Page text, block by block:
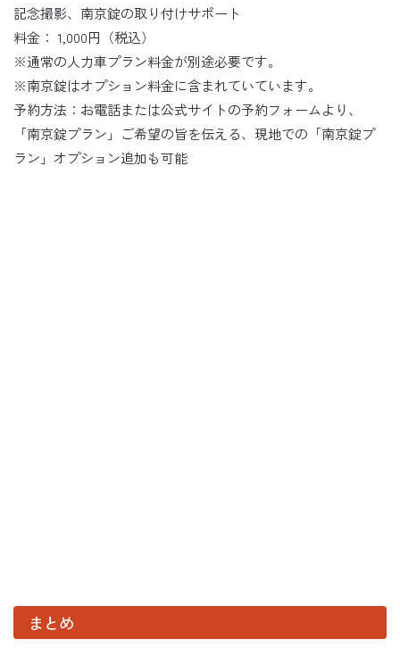
記念撮影、南京錠の取り付けサポート
料金： 1,000円（税込）
※通常の人力車プラン料金が別途必要です。
※南京錠はオプション料金に含まれていています。
予約方法：お電話または公式サイトの予約フォームより、
「南京錠プラン」ご希望の旨を伝える、現地での「南京錠プ
ラン」オプション追加も可能
まとめ